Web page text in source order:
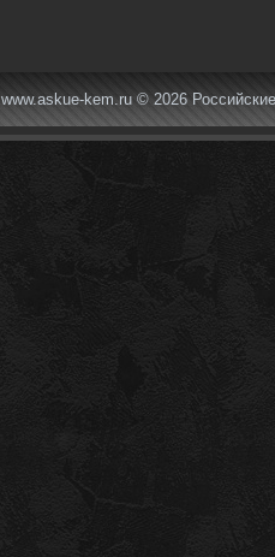
www.askue-kem.ru © 2026